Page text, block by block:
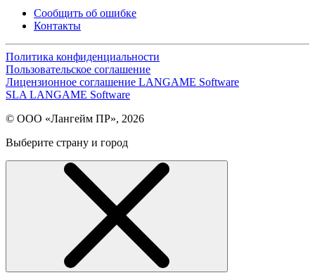
Сообщить об ошибке
Контакты
Политика конфиденциальности
Пользовательское соглашение
Лицензионное соглашение LANGAME Software
SLA LANGAME Software
© ООО «Лангейм ПР», 2026
Выберите страну и город